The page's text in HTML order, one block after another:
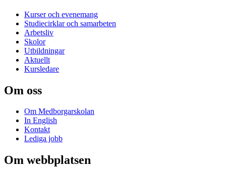
Kurser och evenemang
Studiecirklar och samarbeten
Arbetsliv
Skolor
Utbildningar
Aktuellt
Kursledare
Om oss
Om Medborgarskolan
In English
Kontakt
Lediga jobb
Om webbplatsen